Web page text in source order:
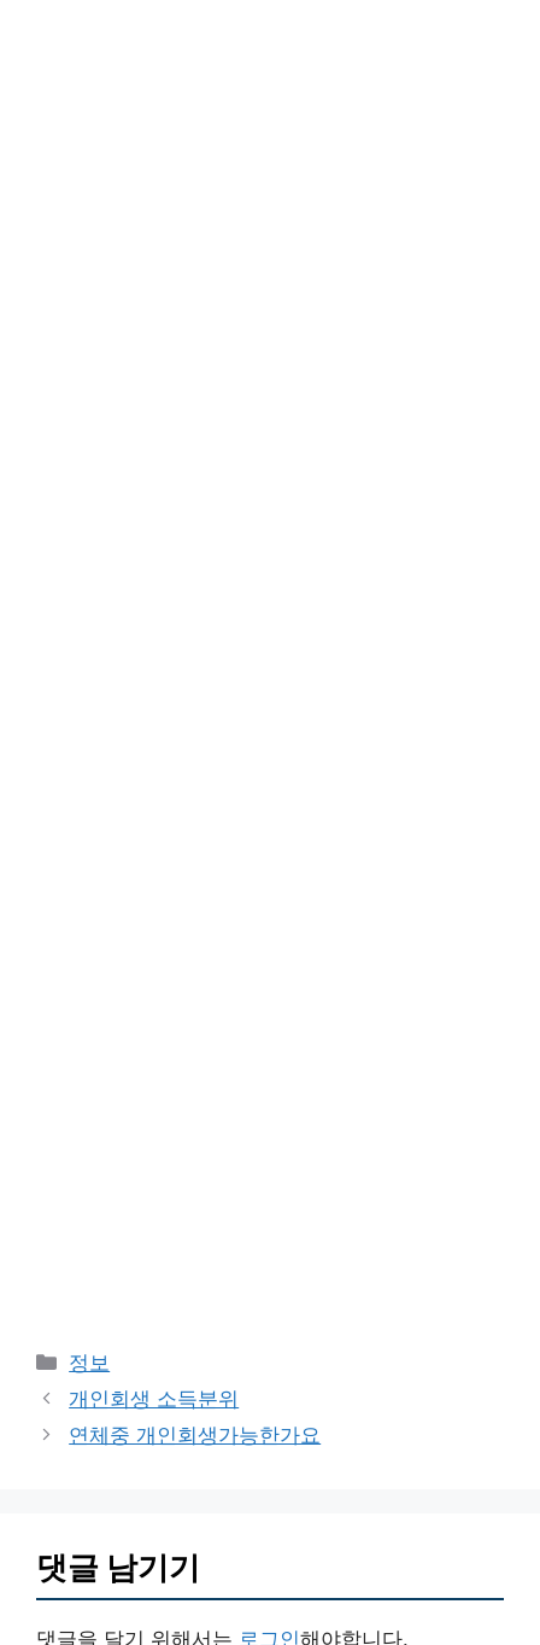
카
테
리
정보
개인회생 소득분위
연체중 개인회생가능한가요
댓글 남기기
댓글을 달기 위해서는 로그인해야합니다.